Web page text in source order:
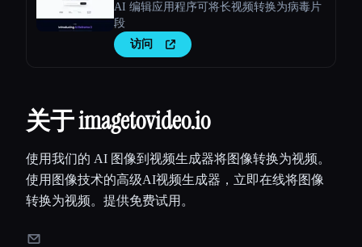
AI 编辑应用程序可将长视频转换为病毒片
段
访问
关于 imagetovideo.io
使用我们的 AI 图像到视频生成器将图像转换为视频。
使用图像技术的高级AI视频生成器，立即在线将图像
转换为视频。提供免费试用。